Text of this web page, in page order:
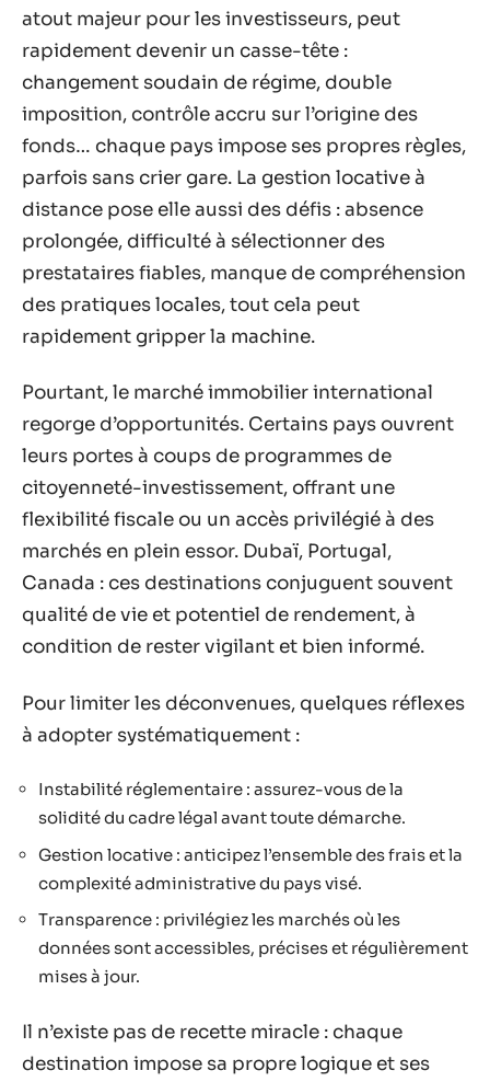
atout majeur pour les investisseurs, peut
rapidement devenir un casse-tête :
changement soudain de régime, double
imposition, contrôle accru sur l’origine des
fonds… chaque pays impose ses propres règles,
parfois sans crier gare. La gestion locative à
distance pose elle aussi des défis : absence
prolongée, difficulté à sélectionner des
prestataires fiables, manque de compréhension
des pratiques locales, tout cela peut
rapidement gripper la machine.
Pourtant, le marché immobilier international
regorge d’opportunités. Certains pays ouvrent
leurs portes à coups de programmes de
citoyenneté-investissement, offrant une
flexibilité fiscale ou un accès privilégié à des
marchés en plein essor. Dubaï, Portugal,
Canada : ces destinations conjuguent souvent
qualité de vie et potentiel de rendement, à
condition de rester vigilant et bien informé.
Pour limiter les déconvenues, quelques réflexes
à adopter systématiquement :
Instabilité réglementaire : assurez-vous de la
solidité du cadre légal avant toute démarche.
Gestion locative : anticipez l’ensemble des frais et la
complexité administrative du pays visé.
Transparence : privilégiez les marchés où les
données sont accessibles, précises et régulièrement
mises à jour.
Il n’existe pas de recette miracle : chaque
destination impose sa propre logique et ses